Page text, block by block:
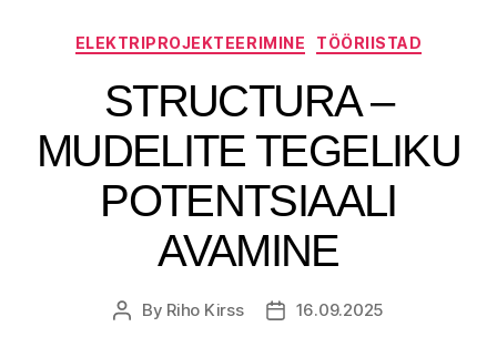
Categories
ELEKTRIPROJEKTEERIMINE TÖÖRIISTAD
STRUCTURA –
MUDELITE TEGELIKU
POTENTSIAALI
AVAMINE
Post
By Riho Kirss
Post16.09.2025